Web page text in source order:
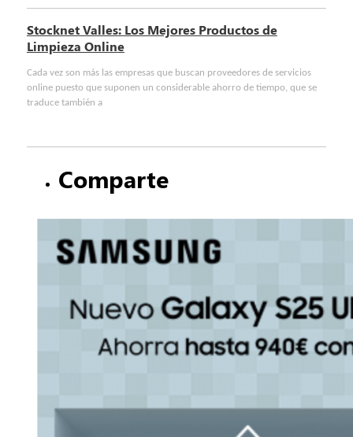
Stocknet Valles: Los Mejores Productos de
Limpieza Online
Cada vez son más las empresas que buscan proveedores de servicios
online puesto que suponen un considerable ahorro de tiempo, que se
traduce también a
Comparte